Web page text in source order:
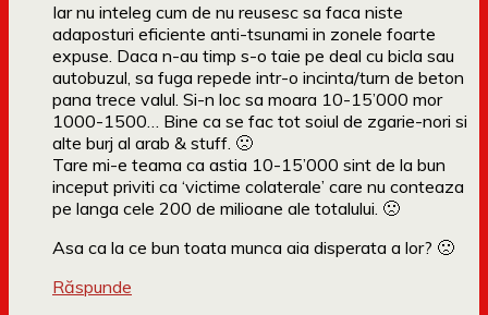
Iar nu inteleg cum de nu reusesc sa faca niste
adaposturi eficiente anti-tsunami in zonele foarte
expuse. Daca n-au timp s-o taie pe deal cu bicla sau
autobuzul, sa fuga repede intr-o incinta/turn de beton
pana trece valul. Si-n loc sa moara 10-15’000 mor
1000-1500… Bine ca se fac tot soiul de zgarie-nori si
alte burj al arab & stuff. 🙁
Tare mi-e teama ca astia 10-15’000 sint de la bun
inceput priviti ca ‘victime colaterale’ care nu conteaza
pe langa cele 200 de milioane ale totalului. 🙁
Asa ca la ce bun toata munca aia disperata a lor? 🙁
Răspunde